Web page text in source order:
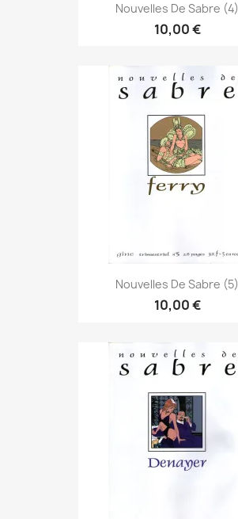
Nouvelles De Sabre (4)
10,00 €
Nouvelles De Sabre (5)
10,00 €